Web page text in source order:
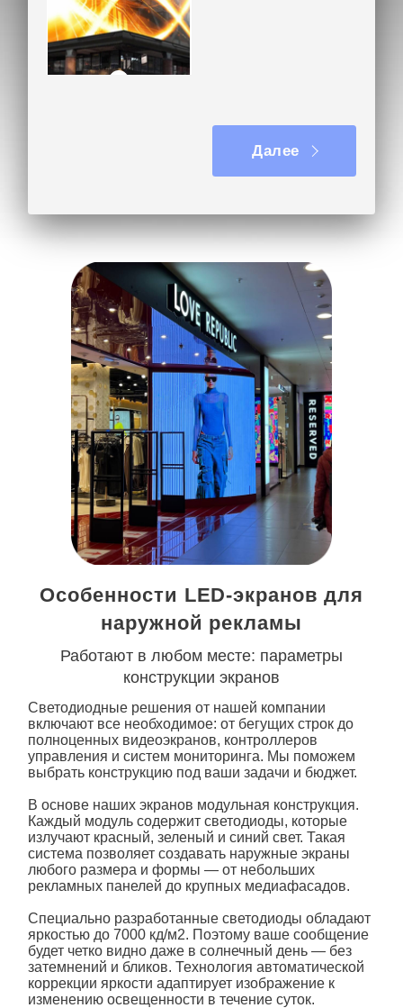
Далее
Особенности LED-экранов для
наружной рекламы
Работают в любом месте: параметры
конструкции экранов
Светодиодные решения от нашей компании
включают все необходимое: от бегущих строк до
полноценных видеоэкранов, контроллеров
управления и систем мониторинга. Мы поможем
выбрать конструкцию под ваши задачи и бюджет.
В основе наших экранов модульная конструкция.
Каждый модуль содержит светодиоды, которые
излучают красный, зеленый и синий свет. Такая
система позволяет создавать наружныеэкраны
любого размера и формы — от небольших
рекламных панелей до крупных медиафасадов.
Специально разработанные светодиоды обладают
яркостью до 7000 кд/м2. Поэтому ваше сообщение
будет четко видно даже в солнечный день — без
затемнений и бликов. Технология автоматической
коррекции яркости адаптирует изображение к
изменению освещенности в течение суток.